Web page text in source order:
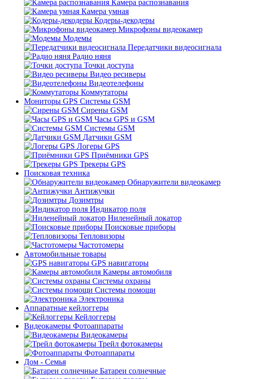
Камера распознавания
Камера умная
Кодеры-декодеры
Микрофоны видеокамер
Модемы
Передатчики видеосигнала
Радио няня
Точки доступа
Видео ресиверы
Видеотелефоны
Коммутаторы
Мониторы GPS Системы GSM
Сирены GSM
Часы GPS и GSM
Системы GSM
Датчики GSM
Логеры GPS
Приёмники GPS
Трекеры GPS
Поисковая техника
Обнаружители видеокамер
Антижучки
Дозимтры
Индикатор поля
Ниленейный локатор
Поисковые приборы
Тепловизоры
Частотомеры
Автомобильные товары
GPS навигаторы
Камеры автомобиля
Системы охраны
Системы помощи
Электроника
Аппаратные кейлоггеры
Кейлоггеры
Видеокамеры Фотоаппараты
Видеокамеры
Трейл фотокамеры
Фотоаппараты
Дом - Семья
Батареи солнечные